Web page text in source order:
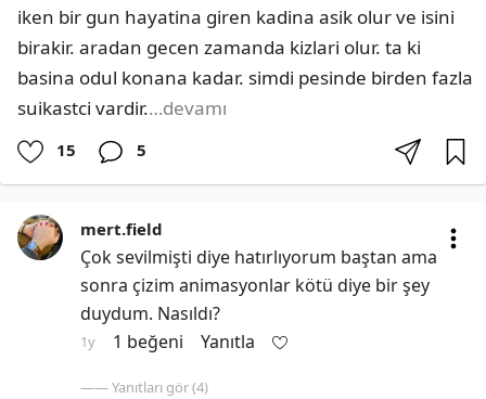
iken bir gun hayatina giren kadina asik olur ve isini
birakir. aradan gecen zamanda kizlari olur. ta ki
basina odul konana kadar. simdi pesinde birden fazla
suikastci vardir.…devamı
15 5
mert.field
Çok sevilmişti diye hatırlıyorum baştan ama
sonra çizim animasyonlar kötü diye bir şey
duydum. Nasıldı?
1y 1 beğeni Yanıtla
—— Yanıtları gör (4)